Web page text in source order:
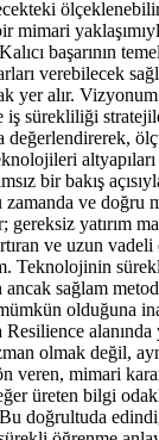
mimari
başarının
verebilecek
yer alır.
sürekliliği
değerlendirerek,
altyapıları
bir bakış
ve doğru
gereksiz yatırım
ve uzun vadeli
Teknolojinin
ancak sağlam
olduğuna
alanında
olmak değil,
veren, mimari
üreten bilgi
Bu doğrultuda